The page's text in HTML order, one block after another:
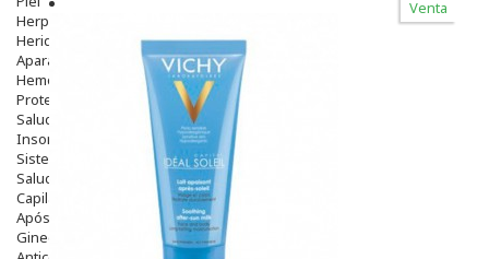
Herpes Y Hongos
Heridas Y úlceras
Aparato Genital
Hemorroides
Protectores Y Emolientes
Salud
Insomnio
Sistema Nervioso
Salud Bucodental
Capilar
Apósitos
Ginecología
Venta